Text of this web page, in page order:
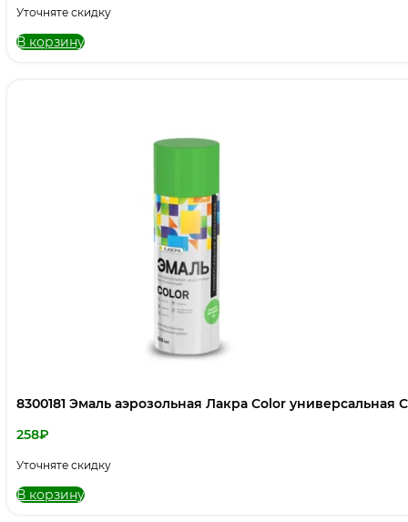
Уточняте скидку
В корзину
8300181 Эмаль аэрозольная Лакра Color универсальная
258₽
Уточняте скидку
В корзину